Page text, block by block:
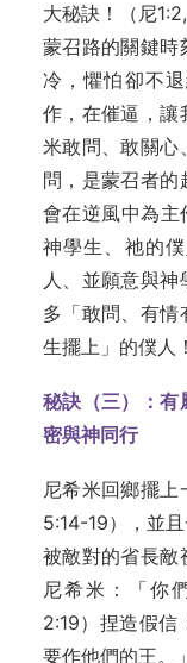
大秘訣！（尼
蒙召路的關鍵時
冷，懼怕卻不
作，在催逼，讓
米敢問、敢關心
問，是蒙召者的
會在逆風中為主
神學生、祂的
人、並願意與
多「敢問、有情
生擺上」的僕人
秘訣（三）：有
密與神同行
尼希米回鄉擺
5:14-19），並
被敵對的省長敵
尼希米：「你
2:19）捏造假信
要作他們的王。